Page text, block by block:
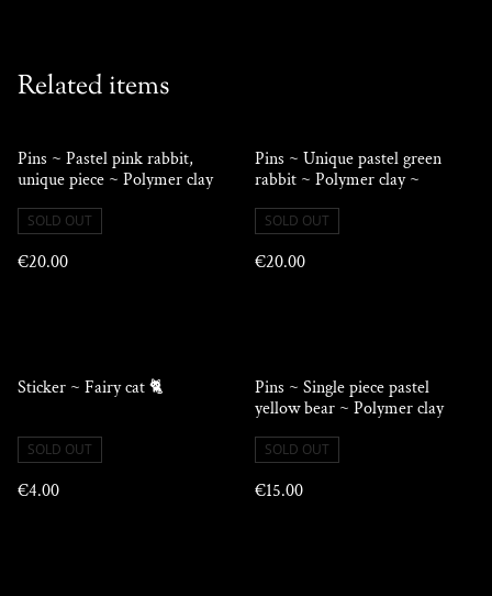
Related items
Pins ~ Pastel pink rabbit,
unique piece ~ Polymer clay
SOLD OUT
€20.00
Pins ~ Unique pastel green
rabbit ~ Polymer clay ~
SOLD OUT
€20.00
Sticker ~ Fairy cat 🐈
SOLD OUT
€4.00
Pins ~ Single piece pastel
yellow bear ~ Polymer clay
SOLD OUT
€15.00